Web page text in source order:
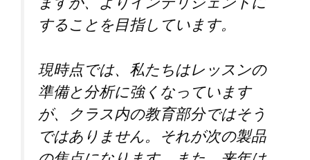
することを目指しています。
現時点では、私たちはレッスンの
準備と分析に強くなっています
が、クラス内の教育部分ではそう
ではありません。それが次の製品